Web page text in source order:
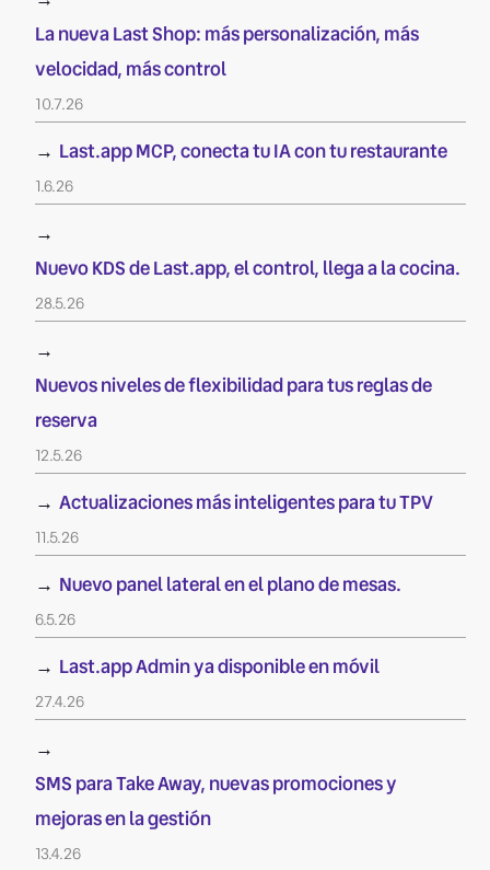
La nueva Last Shop: más personalización, más
velocidad, más control
10.7.26
→ Last.app MCP, conecta tu IA con tu restaurante
1.6.26
→
Nuevo KDS de Last.app, el control, llega a la cocina.
28.5.26
→
Nuevos niveles de flexibilidad para tus reglas de
reserva
12.5.26
→ Actualizaciones más inteligentes para tu TPV
11.5.26
→ Nuevo panel lateral en el plano de mesas.
6.5.26
→ Last.app Admin ya disponible en móvil
27.4.26
→
SMS para Take Away, nuevas promociones y
mejoras en la gestión
13.4.26